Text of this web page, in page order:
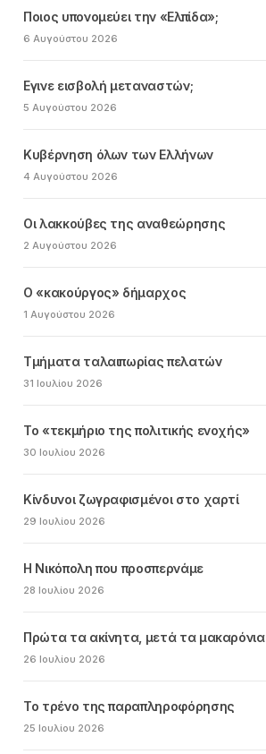
Ποιος υπονομεύει την «Ελπίδα»;
6 Αυγούστου 2026
Εγινε εισβολή μεταναστών;
5 Αυγούστου 2026
Κυβέρνηση όλων των Ελλήνων
4 Αυγούστου 2026
Οι λακκούβες της αναθεώρησης
2 Αυγούστου 2026
Ο «κακούργος» δήμαρχος
1 Αυγούστου 2026
Τμήματα ταλαιπωρίας πελατών
31 Ιουλίου 2026
Το «τεκμήριο της πολιτικής ενοχής»
30 Ιουλίου 2026
Κίνδυνοι ζωγραφισμένοι στο χαρτί
29 Ιουλίου 2026
Η Νικόπολη που προσπερνάμε
28 Ιουλίου 2026
Πρώτα τα ακίνητα, μετά τα μακαρόνια
26 Ιουλίου 2026
Το τρένο της παραπληροφόρησης
25 Ιουλίου 2026